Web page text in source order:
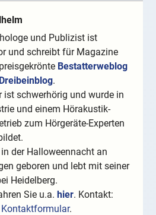
und Publizist ist
und schreibt für Magazine
Bestatterweblog
Dreibeinblog.
ist schwerhörig und wurde in
und einem Hörakustik-
zum Hörgeräte-Experten
in der Halloweennacht an
geboren und lebt mit seiner
Heidelberg.
Sie u.a.hier. Kontakt:
Kontaktformular.